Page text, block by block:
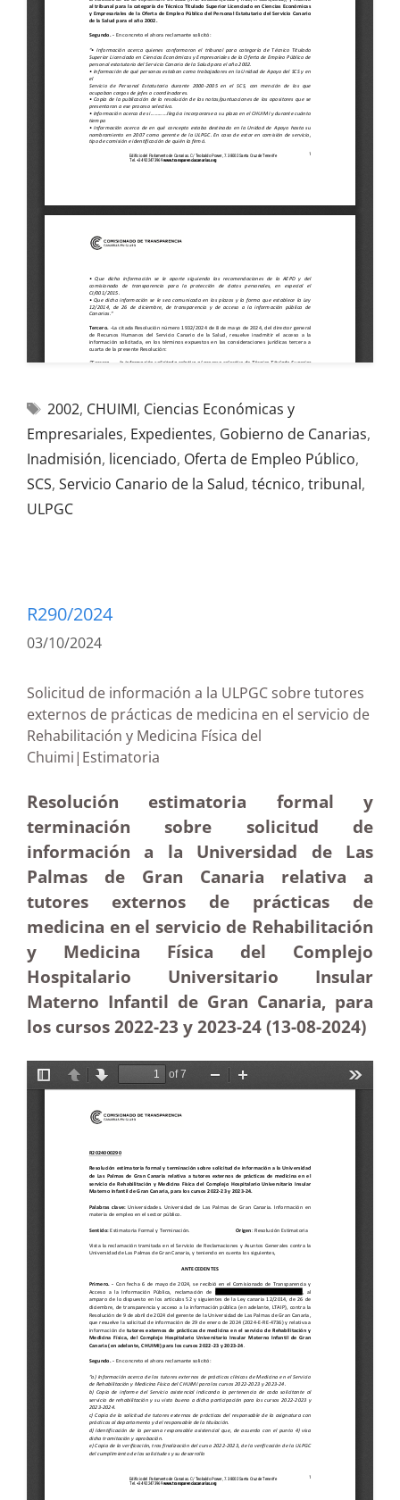
2002, CHUIMI, Ciencias Económicas y
Empresariales, Expedientes, Gobierno de Canarias,
Inadmisión, licenciado, Oferta de Empleo Público,
SCS, Servicio Canario de la Salud, técnico, tribunal,
ULPGC
R290/2024
03/10/2024
Solicitud de información a la ULPGC sobre tutores
externos de prácticas de medicina en el servicio de
Rehabilitación y Medicina Física del
Chuimi|Estimatoria
Resolución estimatoria formal y
terminación sobre solicitud de
información a la Universidad de Las
Palmas de Gran Canaria relativa a
tutores externos de prácticas de
medicina en el servicio de Rehabilitación
y Medicina Física del Complejo
Hospitalario Universitario Insular
Materno Infantil de Gran Canaria, para
los cursos 2022-23 y 2023-24 (13-08-2024)